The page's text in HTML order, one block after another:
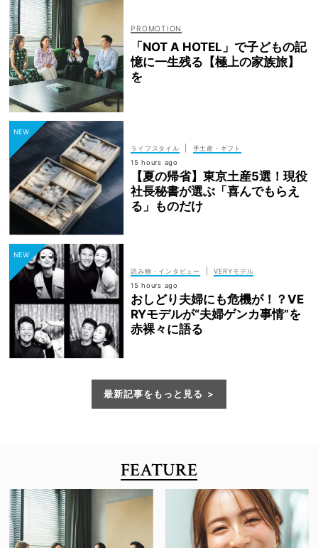
「NOT A HOTEL」で子どもの記
憶に一生残る【極上の家族旅】
を
ライフスタイル
手土産・ギフト
15 hours ago
【夏の帰省】東京土産5選！現役
社長秘書が選ぶ「喜んでもらえ
る」ものだけ
読み物・インタビュー
VERYモデル
15 hours ago
おしどり夫婦にも危機が！？VE
RYモデルが“夫婦ゲンカ事情”を
赤裸々に語る
最新記事をもっと見る
FEATURE